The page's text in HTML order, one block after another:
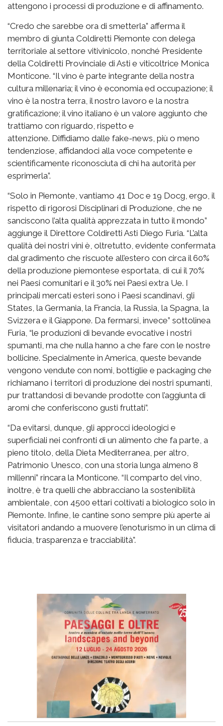
attengono i processi di produzione e di affinamento.
“Credo che sarebbe ora di smetterla” afferma il
membro di giunta Coldiretti Piemonte con delega
territoriale al settore vitivinicolo, nonché Presidente
della Coldiretti Provinciale di Asti e viticoltrice Monica
Monticone. “Il vino è parte integrante della nostra
cultura millenaria; il vino è economia ed occupazione; il
vino è la nostra terra, il nostro lavoro e la nostra
gratificazione; il vino italiano è un valore aggiunto che
trattiamo con riguardo, rispetto e
attenzione. Diffidiamo dalle fake-news, più o meno
tendenziose, affidandoci alla voce competente e
scientificamente riconosciuta di chi ha autorità per
esprimerla”.
“Solo in Piemonte, vantiamo 41 Doc e 19 Docg, ergo, il
rispetto di rigorosi Disciplinari di Produzione, che ne
sanciscono l’alta qualità apprezzata in tutto il mondo”
aggiunge il Direttore Coldiretti Asti Diego Furia. “L’alta
qualità dei nostri vini è, oltretutto, evidente confermata
dal gradimento che riscuote all’estero con circa il 60%
della produzione piemontese esportata, di cui il 70%
nei Paesi comunitari e il 30% nei Paesi extra Ue. I
principali mercati esteri sono i Paesi scandinavi, gli
States, la Germania, la Francia, la Russia, la Spagna, la
Svizzera e il Giappone. Da fermarsi, invece” sottolinea
Furia, “le produzioni di bevande evocative i nostri
spumanti, ma che nulla hanno a che fare con le nostre
bollicine. Specialmente in America, queste bevande
vengono vendute con nomi, bottiglie e packaging che
richiamano i territori di produzione dei nostri spumanti,
pur trattandosi di bevande prodotte con l’aggiunta di
aromi che conferiscono gusti fruttati”.
“Da evitarsi, dunque, gli approcci ideologici e
superficiali nei confronti di un alimento che fa parte, a
pieno titolo, della Dieta Mediterranea, per altro,
Patrimonio Unesco, con una storia lunga almeno 8
millenni” rincara la Monticone. “Il comparto del vino,
inoltre, è tra quelli che abbracciano la sostenibilità
ambientale, con 4500 ettari coltivati a biologico solo in
Piemonte. Infine, le cantine sono sempre più aperte ai
visitatori andando a muovere l’enoturismo in un clima di
fiducia, trasparenza e tracciabilità”.